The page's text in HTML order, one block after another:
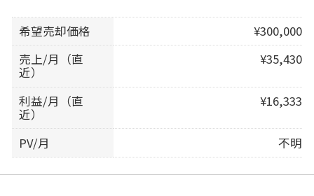
希望売却価格
¥300,000
売上/月（直
近）
¥35,430
利益/月（直
近）
¥16,333
PV/月 不明